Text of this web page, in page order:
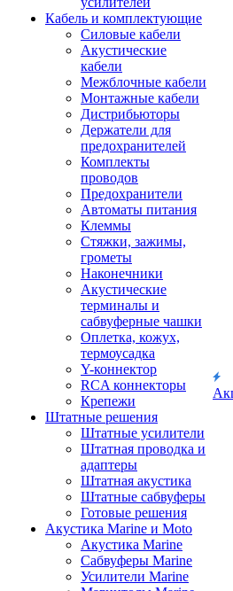
Кабель и комплектующие
Силовые кабели
Акустические
кабели
Межблочные кабели
Монтажные кабели
Дистрибьюторы
Держатели для
предохранителей
Комплекты
проводов
Предохранители
Автоматы питания
Клеммы
Стяжки, зажимы,
грометы
Наконечники
Акустические
терминалы и
сабвуферные чашки
Оплетка, кожух,
термоусадка
Y-коннектор
RCA коннекторы
Крепежи
Штатные решения
Штатные усилители
Штатная проводка и
адаптеры
Штатная акустика
Штатные сабвуферы
Готовые решения
Акустика Marine и Moto
Акустика Marine
Сабвуферы Marine
Усилители Marine